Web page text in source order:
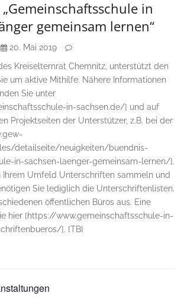
in
gemeinsam lernen“
20. Mai 2019
Kreiselternrat Chemnitz, unterstützt den
um aktive Mithilfe. Nähere Informationen
Sie unter
in-sachsen.de/] und auf
Projektseiten der Unterstützer, z.B. bei der
detailseite/neuigkeiten/buendnis-
in-sachsen-laenger-gemeinsam-lernen/].
Ihrem Umfeld Unterschriften sammeln und
Sie lediglich die Unterschriftenlisten.
öffentlichen Büros aus. Eine
hier [https://www.gemeinschaftsschule-in-
]. {TB}